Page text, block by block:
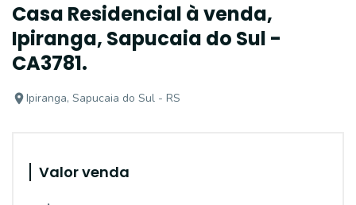
Casa Residencial à venda,
Ipiranga, Sapucaia do Sul -
CA3781.
Ipiranga, Sapucaia do Sul - RS
Valor venda